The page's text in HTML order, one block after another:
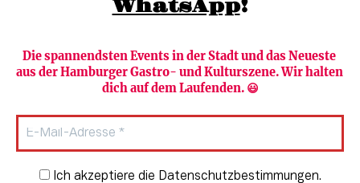
WhatsApp!
Die spannendsten Events in der Stadt und das Neueste
aus der Hamburger Gastro- und Kulturszene. Wir halten
dich auf dem Laufenden. 😃
Newsletter-Anmeldung
Ich akzeptiere die Datenschutzbestimmungen.
Newsletter abonnieren
HAMBURG PUR
Verlag